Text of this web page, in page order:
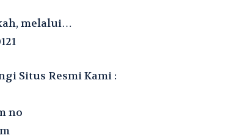
melalui…
Situs Resmi Kami :
no